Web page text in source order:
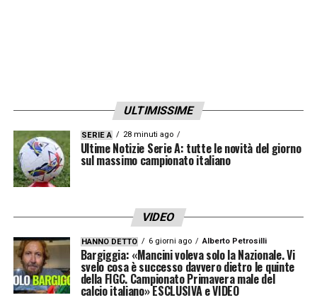
ULTIMISSIME
SERIE A 28 minuti ago
Ultime Notizie Serie A: tutte le novità del giorno
sul massimo campionato italiano
VIDEO
HANNO DETTO 6 giorni ago Alberto Petrosilli
Bargiggia: «Mancini voleva solo la Nazionale. Vi
svelo cosa è successo davvero dietro le quinte
della FIGC. Campionato Primavera male del
calcio italiano» ESCLUSIVA e VIDEO